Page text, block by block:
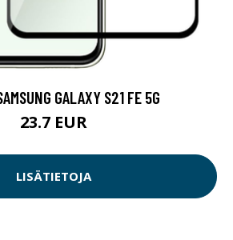
GALAXY S21 FE 5G
23.7 EUR
LISÄTIETOJA